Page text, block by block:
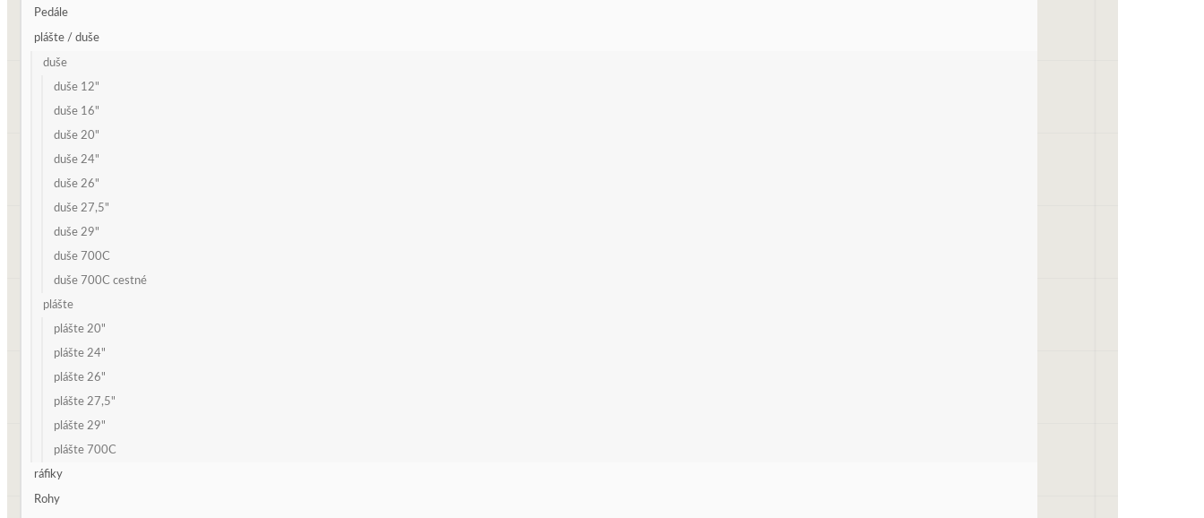
Pedále
plášte / duše
duše
duše 12"
duše 16"
duše 20"
duše 24"
duše 26"
duše 27,5"
duše 29"
duše 700C
duše 700C cestné
plášte
plášte 20"
plášte 24"
plášte 26"
plášte 27,5"
plášte 29"
plášte 700C
ráfiky
Rohy